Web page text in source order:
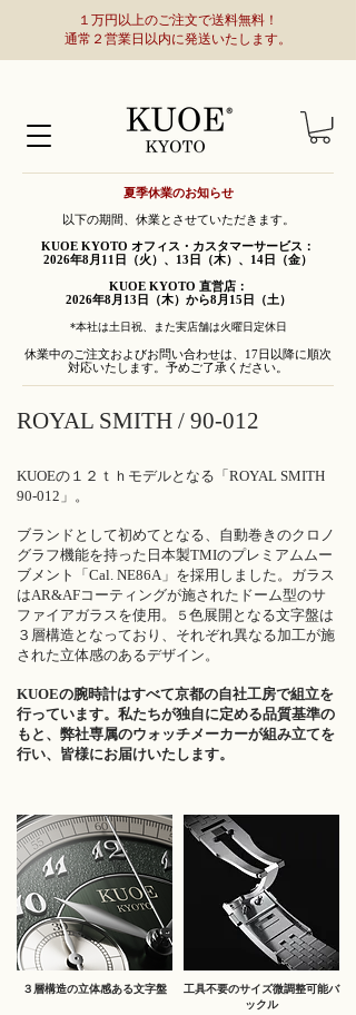
１万円以上のご注文で送料無料！
通常２営業日以内に発送いたします。
夏季休業のお知らせ
以下の期間、休業とさせていただきます。
KUOE KYOTO オフィス・カスタマーサービス：
2026年8月11日（火）、13日（木）、14日（金）
KUOE KYOTO 直営店：
2026年8月13日（木）から8月15日（土）
*本社は土日祝、また実店舗は火曜日定休日
休業中のご注文およびお問い合わせは、17日以降に順次
対応いたします。予めご了承ください。
ROYAL SMITH / 90-012
KUOEの１２ｔｈモデルとなる「ROYAL SMITH
90-012」。
ブランドとして初めてとなる、自動巻きのクロノ
グラフ機能を持った日本製TMIのプレミアムムー
ブメント「Cal. NE86A」を採用しました。ガラス
はAR&AFコーティングが施されたドーム型のサ
ファイアガラスを使用。
５ 色展開となる文字盤は
３層構造となっており、それぞれ異なる加工が施
された立体感のあるデザイン。
KUOEの腕時計はすべて京都の自社工房で組立を
行っています。私たちが独自に定める品質基準の
もと、弊社専属のウォッチメーカーが組み立てを
行い、皆様にお届けいたします。
３層構造の立体感ある文字盤
工具不要のサイズ微調整可能バ
ックル